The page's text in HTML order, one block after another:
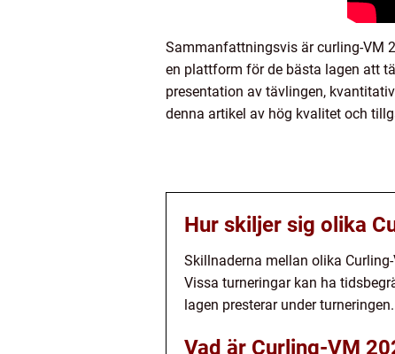
Sammanfattningsvis är curling-VM
en plattform för de bästa lagen att
presentation av tävlingen,
denna artikel av hög kvalitet och
Hur skiljer sig olika
Skillnaderna mellan olika
Vissa turneringar kan ha
lagen presterar under turneringen.
Vad är Curling-VM